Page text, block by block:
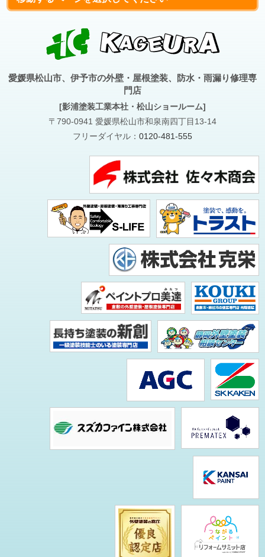
愛媛県松山市、伊予市の外壁・屋根塗装、防水・雨漏り修理専
門店
[影浦塗装工業本社・松山ショールーム]
〒790-0941 愛媛県松山市和泉南四丁目13-14
フリーダイヤル： 0120-481-555